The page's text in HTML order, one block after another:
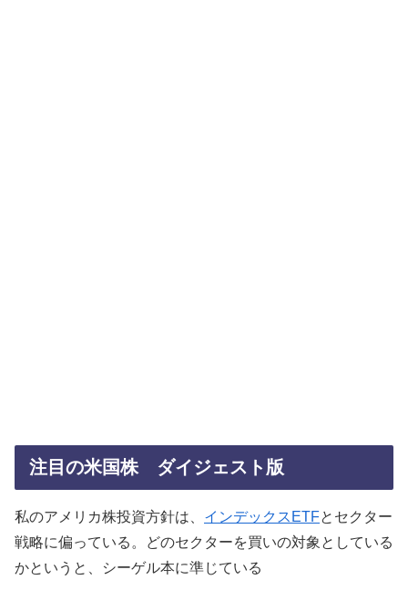
注目の米国株 ダイジェスト版
私のアメリカ株投資方針は、 インデックスETFとセクター
戦略に偏っている。どのセクターを買いの対象としている
かというと、シーゲル本に準じている